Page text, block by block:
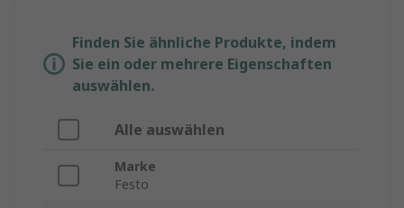
Finden Sie ähnliche Produkte, indem
Sie ein oder mehrere Eigenschaften
auswählen.
Alle auswählen
Marke
Festo